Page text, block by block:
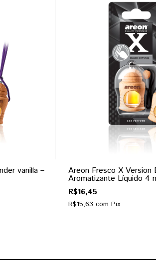
vanilla – Areon Fresco X Version
Aromatizante Líquido 4
R$16,45
R$15,63 com Pix